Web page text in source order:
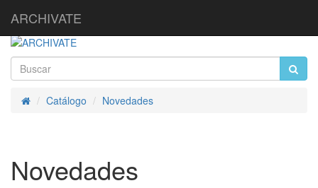
ARCHIVATE
InicioCatálogo Novedades
Novedades